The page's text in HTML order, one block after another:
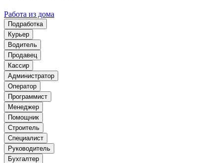
Работа из дома
Подработка
Курьер
Водитель
Продавец
Кассир
Администратор
Оператор
Программист
Менеджер
Помощник
Строитель
Специалист
Руководитель
Бухгалтер